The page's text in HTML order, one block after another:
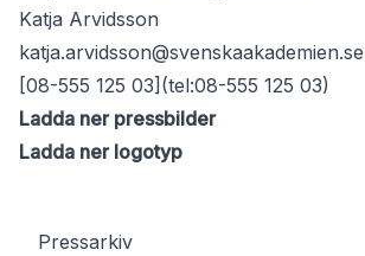
Katja Arvidsson
katja.arvidsson@svenskaakademien.se
[08-555 125 03](tel:08-555 125 03)
Ladda ner pressbilder
Ladda ner logotyp
Pressarkiv